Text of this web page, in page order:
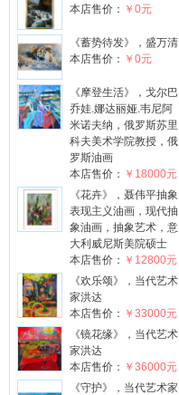
本店售价： ￥0元
《蓄势待发》，盛万清
本店售价： ￥0元
《摩登生活》，戈尔巴
乔娃.娜达丽娅.韦尼阿
米诺夫纳，俄罗斯苏里
科夫美术学院教授，俄
罗斯油画
本店售价： ￥18000元
《花卉》，聂伟平抽象
表现主义油画，现代抽
象油画，抽象艺术，意
大利威尼斯美院硕士
本店售价： ￥12800元
《欢乐颂》，当代艺术
家洪达
本店售价： ￥33000元
《镜花缘》，当代艺术
家洪达
本店售价： ￥36000元
《守护》，当代艺术家